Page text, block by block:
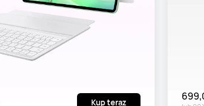
Kup teraz